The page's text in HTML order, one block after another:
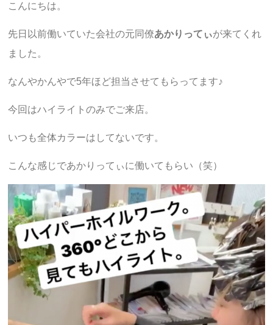
こんにちは。
先日以前働いていた会社の元同僚あかりってぃが来てくれ
ました。
なんやかんやで5年ほど担当させてもらってます♪
今回はハイライトのみでご来店。
いつも全体カラーはしてないです。
こんな感じであかりってぃに働いてもらい（笑）